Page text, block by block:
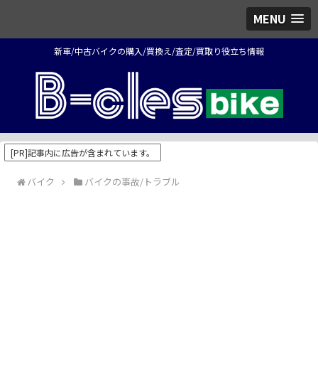
MENU
新車/中古バイクの購入/買換え/査定/買取り役立ち情報
[PR]記事内に広告が含まれています。
バイク バイクの事故/トラブル